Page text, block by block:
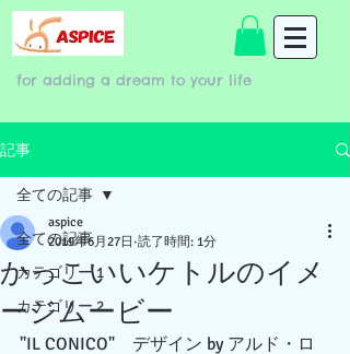
for adding a dream to your life
記事
全ての記事
カテゴリー 1
カテゴリー 2
全ての記事
かっこいいケトルのイメ
ージムービー
aspice
2019年6月27日 読了時間: 1分
"IL CONICO"　デザイン by アルド・ロ